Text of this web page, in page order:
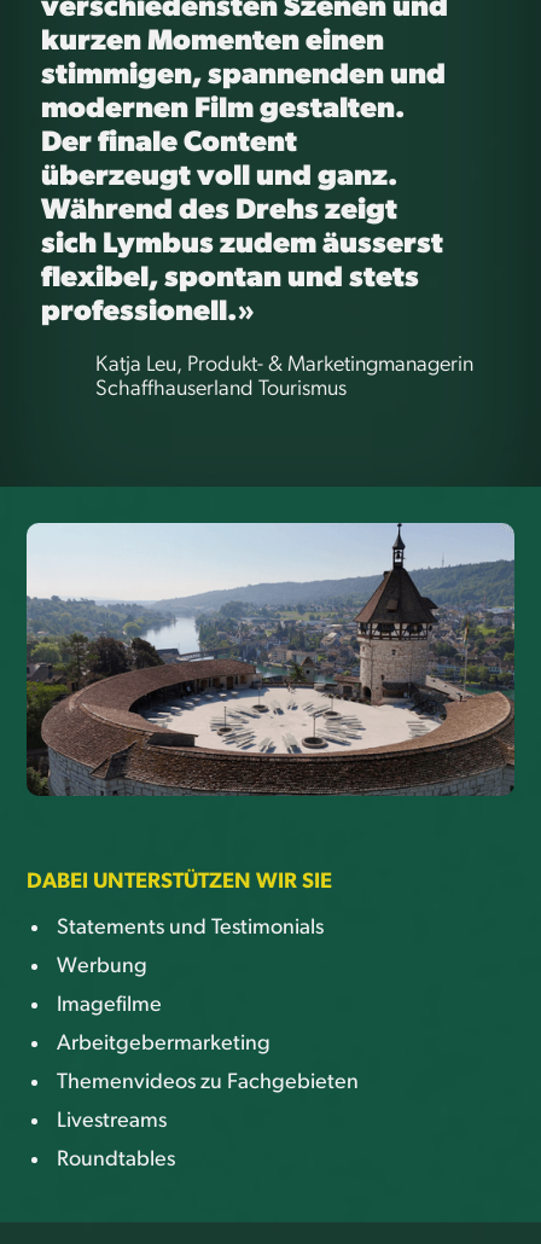
verschiedensten Szenen und
kurzen Momenten einen
stimmigen, spannenden und
modernen Film gestalten.
Der finale Content
überzeugt voll und ganz.
Während des Drehs zeigt
sich Lymbus zudem äusserst
flexibel, spontan und stets
professionell.»
Katja Leu, Produkt- & Marketingmanagerin
Schaffhauserland Tourismus
DABEI UNTERSTÜTZEN WIR SIE
Statements und Testimonials
Werbung
Imagefilme
Arbeitgebermarketing
Themenvideos zu Fachgebieten
Livestreams
Roundtables